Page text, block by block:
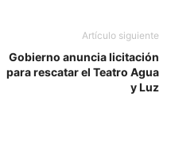
Artículo siguiente
Gobierno anuncia licitación
para rescatar el Teatro Agua
y Luz